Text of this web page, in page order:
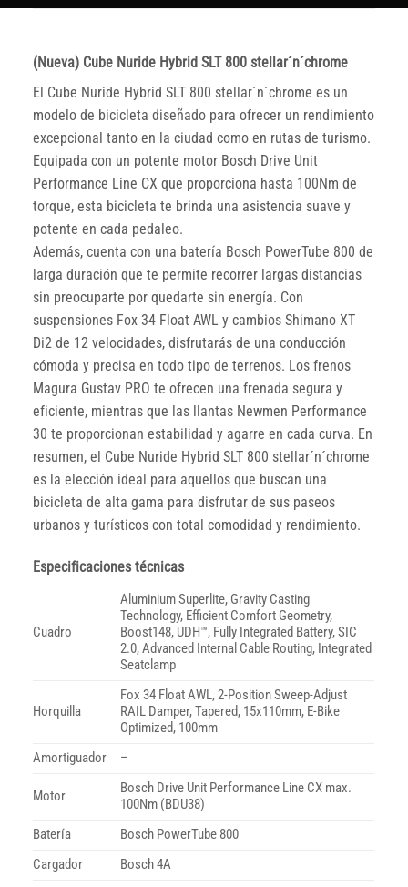
(Nueva) Cube Nuride Hybrid SLT 800 stellar´n´chrome
El Cube Nuride Hybrid SLT 800 stellar´n´chrome es un
modelo de bicicleta diseñado para ofrecer un rendimiento
excepcional tanto en la ciudad como en rutas de turismo.
Equipada con un potente motor Bosch Drive Unit
Performance Line CX que proporciona hasta 100Nm de
torque, esta bicicleta te brinda una asistencia suave y
potente en cada pedaleo.
Además, cuenta con una batería Bosch PowerTube 800 de
larga duración que te permite recorrer largas distancias
sin preocuparte por quedarte sin energía. Con
suspensiones Fox 34 Float AWL y cambios Shimano XT
Di2 de 12 velocidades, disfrutarás de una conducción
cómoda y precisa en todo tipo de terrenos. Los frenos
Magura Gustav PRO te ofrecen una frenada segura y
eficiente, mientras que las llantas Newmen Performance
30 te proporcionan estabilidad y agarre en cada curva. En
resumen, el Cube Nuride Hybrid SLT 800 stellar´n´chrome
es la elección ideal para aquellos que buscan una
bicicleta de alta gama para disfrutar de sus paseos
urbanos y turísticos con total comodidad y rendimiento.
Especificaciones técnicas
Cuadro
Aluminium Superlite, Gravity Casting
Technology, Efficient Comfort Geometry,
Boost148, UDH™, Fully Integrated Battery, SIC
2.0, Advanced Internal Cable Routing, Integrated
Seatclamp
Horquilla
Fox 34 Float AWL, 2-Position Sweep-Adjust
RAIL Damper, Tapered, 15x110mm, E-Bike
Optimized, 100mm
Amortiguador
–
Motor
Bosch Drive Unit Performance Line CX max.
100Nm (BDU38)
Batería
Bosch PowerTube 800
Cargador
Bosch 4A